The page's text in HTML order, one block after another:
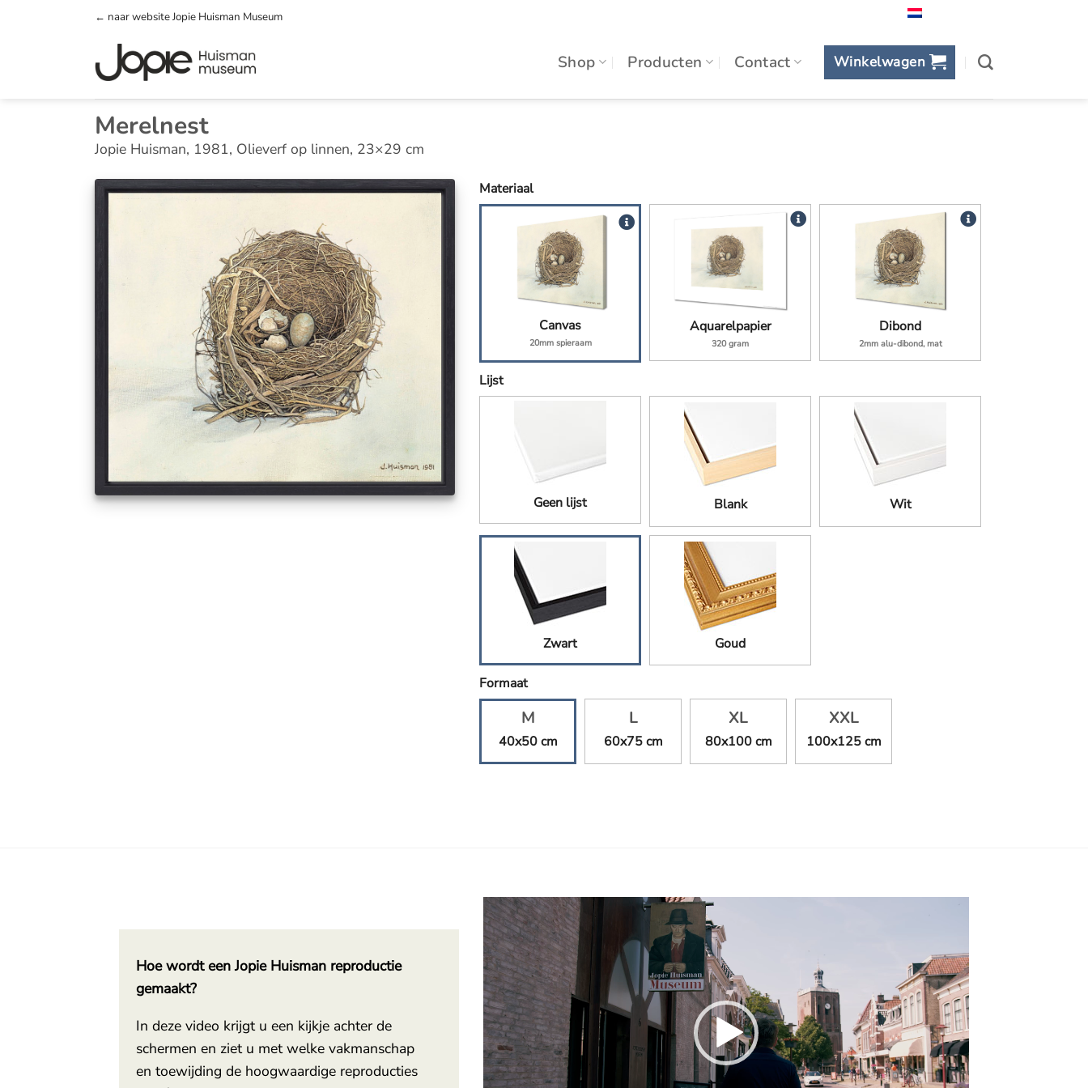
← naar website Jopie Huisman Museum
Shop Producten Contact Winkelwagen
Merelnest
Jopie Huisman, 1981, Olieverf op linnen, 23×29 cm
Materiaal
Canvas
20mm spieraam
Aquarelpapier
320 gram
Dibond
2mm alu-dibond, mat
Lijst
Geen lijst Blank Wit
Zwart Goud
Formaat
M
40x50 cm
L
60x75 cm
XL
80x100 cm
XXL
100x125 cm
Hoe wordt een Jopie Huisman reproductie
gemaakt?
In deze video krijgt u een kijkje achter de
schermen en ziet u met welke vakmanschap
en toewijding de hoogwaardige reproducties
Videospeler